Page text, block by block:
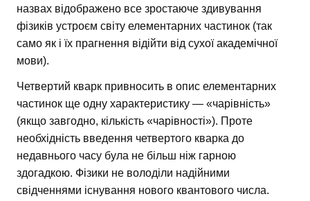
назвах відображено все зростаюче здивування
фізиків устроєм світу елементарних частинок (так
само як і їх прагнення відійти від сухої академічної
мови).
Четвертий кварк привносить в опис елементарних
частинок ще одну характеристику — «чарівність»
(якщо завгодно, кількість «чарівності»). Проте
необхідність введення четвертого кварка до
недавнього часу була не більш ніж гарною
здогадкою. Фізики не володіли надійними
свідченнями існування нового квантового числа.